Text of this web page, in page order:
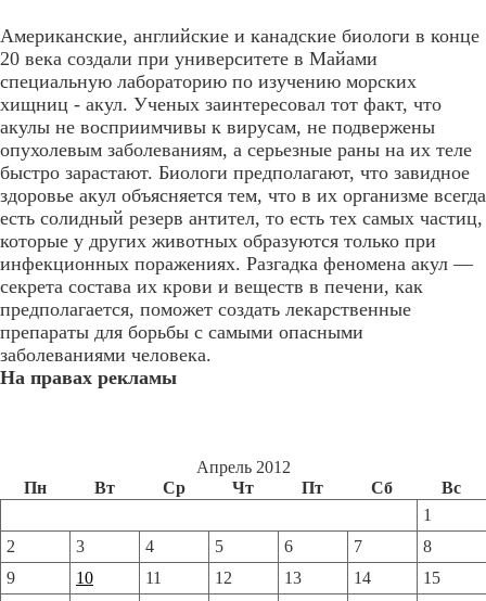
Американские, английские и канадские биологи в конце
20 века создали при университете в Майами
специальную лабораторию по изучению морских
хищниц - акул. Ученых заинтересовал тот факт, что
акулы не восприимчивы к вирусам, не подвержены
опухолевым заболеваниям, а серьезные раны на их теле
быстро зарастают. Биологи предполагают, что завидное
здоровье акул объясняется тем, что в их организме всегда
есть солидный резерв антител, то есть тех самых частиц,
которые у других животных образуются только при
инфекционных поражениях. Разгадка феномена акул —
секрета состава их крови и веществ в печени, как
предполагается, поможет создать лекарственные
препараты для борьбы с самыми опасными
заболеваниями человека.
На правах рекламы
Апрель 2012
Пн
Вт Ср Чт Пт Сб
Вс
1
2
3 4 5 6 7
8
9
10 11 12 13 14
15